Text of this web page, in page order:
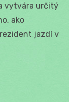
vytvára určitý
ako
jazdí v